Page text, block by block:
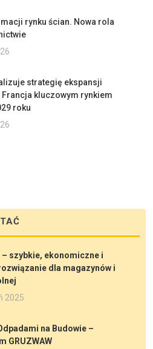
rynku ścian. Nowa rola
strategię ekspansji
kluczowym rynkiem
roku
– szybkie, ekonomiczne i
dla magazynów i
2025
na Budowie –
GRUZWAW